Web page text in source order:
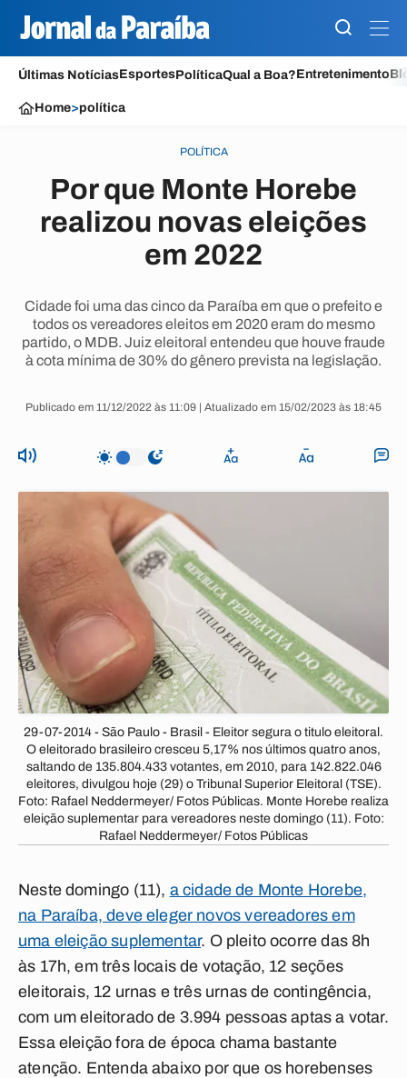
Últimas NotíciasEsportesPolíticaQual a Boa?Entretenimento
Home>política
POLÍTICA
Por que Monte Horebe
realizou novas eleições
em 2022
Cidade foi uma das cinco da Paraíba em que o prefeito e
todos os vereadores eleitos em 2020 eram do mesmo
partido, o MDB. Juiz eleitoral entendeu que houve fraude
à cota mínima de 30% do gênero prevista na legislação.
Publicado em 11/12/2022 às 11:09 | Atualizado em 15/02/2023 às 18:45
29-07-2014 - São Paulo - Brasil - Eleitor segura o titulo eleitoral.
O eleitorado brasileiro cresceu 5,17% nos últimos quatro anos,
saltando de 135.804.433 votantes, em 2010, para 142.822.046
eleitores, divulgou hoje (29) o Tribunal Superior Eleitoral (TSE).
Foto: Rafael Neddermeyer/ Fotos Públicas. Monte Horebe realiza
eleição suplementar para vereadores neste domingo (11). Foto:
Rafael Neddermeyer/ Fotos Públicas
Neste domingo (11), a cidade de Monte Horebe,
na Paraíba, deve eleger novos vereadores em
uma eleição suplementar. O pleito ocorre das 8h
às 17h, em três locais de votação, 12 seções
eleitorais, 12 urnas e três urnas de contingência,
com um eleitorado de 3.994 pessoas aptas a votar.
Essa eleição fora de época chama bastante
atenção. Entenda abaixo por que os horebenses